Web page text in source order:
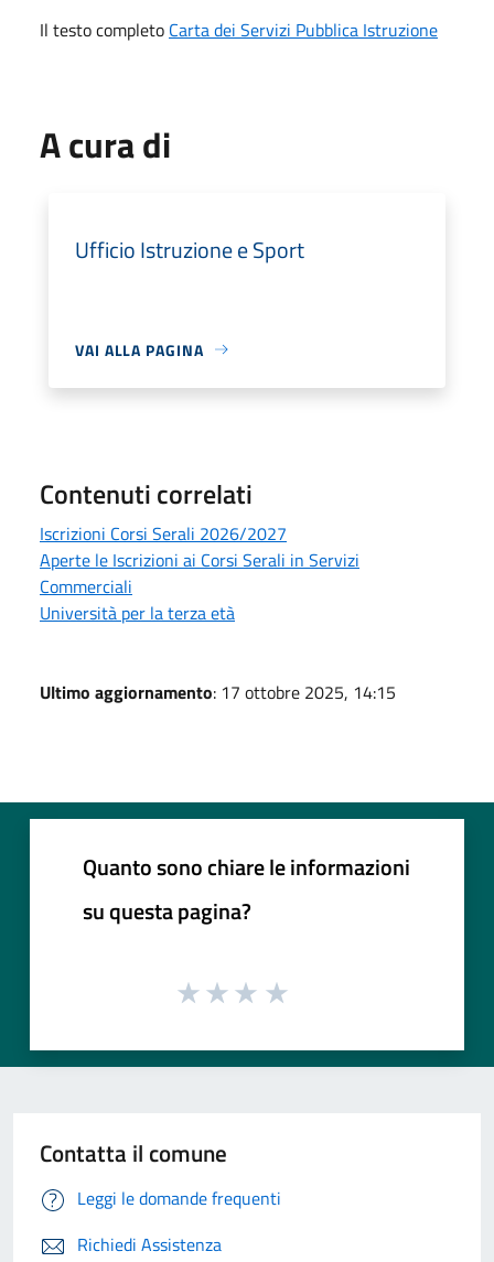
Il testo completo Carta dei Servizi Pubblica Istruzione
A cura di
Ufficio Istruzione e Sport
VAI ALLA PAGINA
Contenuti correlati
Iscrizioni Corsi Serali 2026/2027
Aperte le Iscrizioni ai Corsi Serali in Servizi
Commerciali
Università per la terza età
Ultimo aggiornamento: 17 ottobre 2025, 14:15
Quanto sono chiare le informazioni
su questa pagina?
Contatta il comune
Leggi le domande frequenti
Richiedi Assistenza